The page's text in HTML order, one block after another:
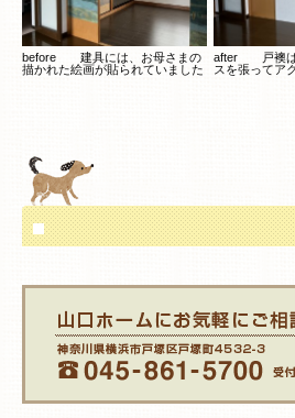
before 建具には、お母さまの
描かれた絵画が貼られていました
after 戸襖は
スを張ってア